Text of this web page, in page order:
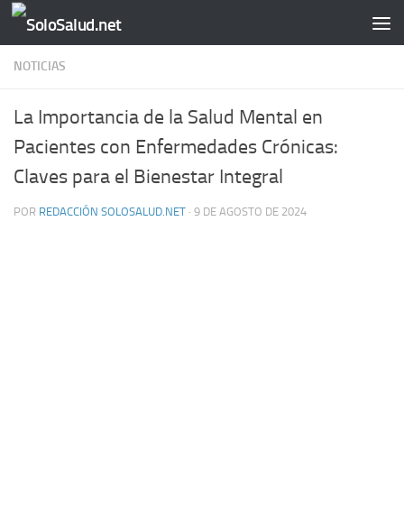
Saltar al contenido
NOTICIAS
La Importancia de la Salud Mental en
Pacientes con Enfermedades Crónicas:
Claves para el Bienestar Integral
POR REDACCIÓN SOLOSALUD.NET · 9 DE AGOSTO DE 2024